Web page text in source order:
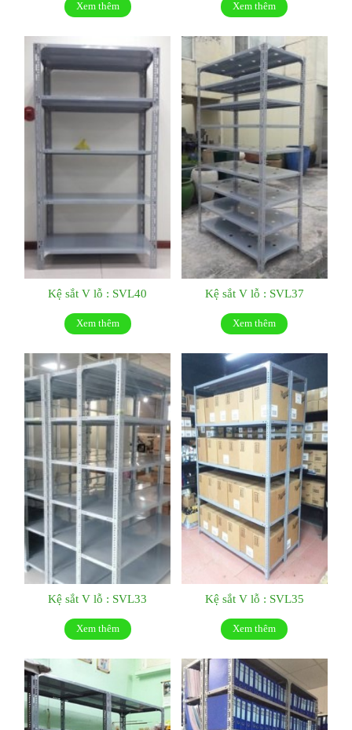
Xem thêm Xem thêm
Kệ sắt V lỗ : SVL40
Xem thêm
Kệ sắt V lỗ : SVL37
Xem thêm
Kệ sắt V lỗ : SVL33
Xem thêm
Kệ sắt V lỗ : SVL35
Xem thêm